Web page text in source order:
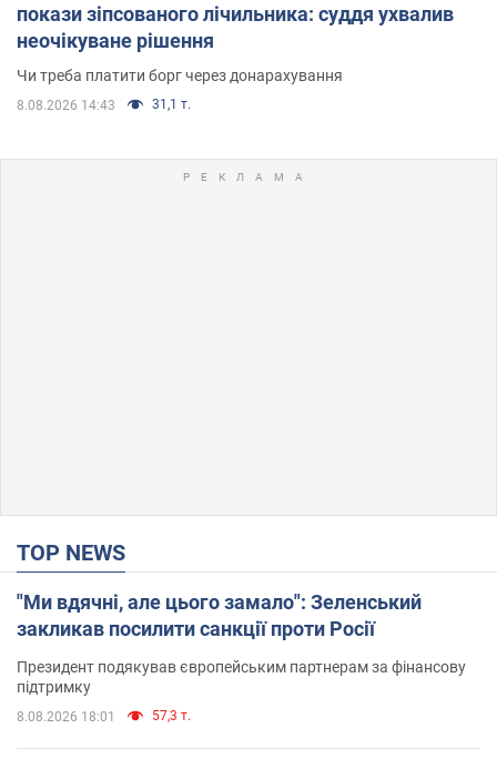
покази зіпсованого лічильника: суддя ухвалив
неочікуване рішення
Чи треба платити борг через донарахування
8.08.2026 14:43 31,1 т.
TOP NEWS
"Ми вдячні, але цього замало": Зеленський
закликав посилити санкції проти Росії
Президент подякував європейським партнерам за фінансову
підтримку
8.08.2026 18:01 57,3 т.